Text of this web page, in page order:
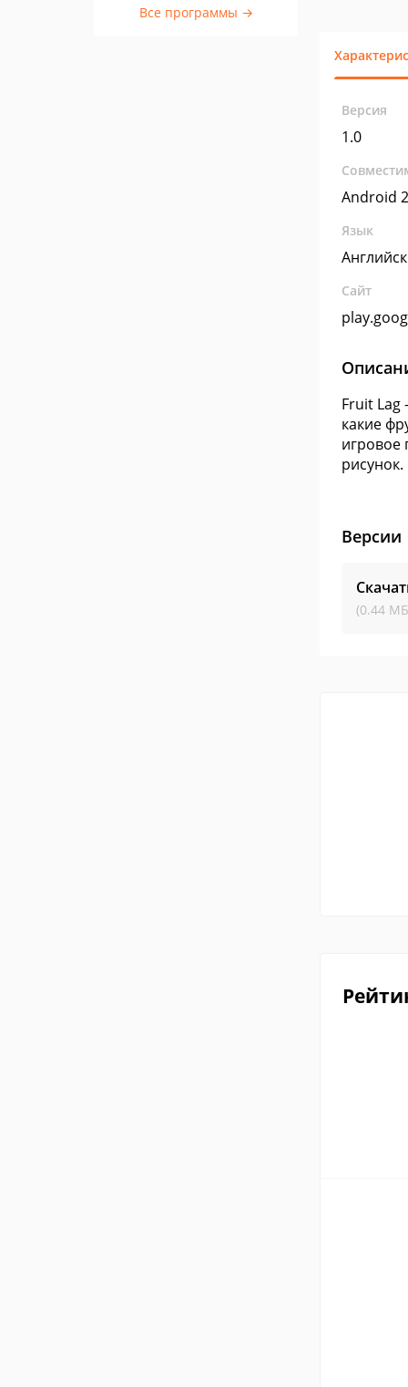
Все программы →
Версия
1.0
Android
Язык
Сайт
Fruit Lag
какие
игровое
рисунок.
Версии
(0.44